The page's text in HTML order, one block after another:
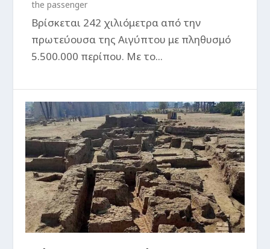
the passenger
Βρίσκεται 242 χιλιόμετρα από την
πρωτεύουσα της Αιγύπτου με πληθυσμό
5.500.000 περίπου. Με το...